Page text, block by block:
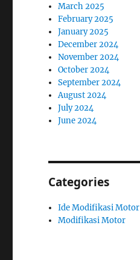
March 2025
February 2025
January 2025
December 2024
November 2024
October 2024
September 2024
August 2024
July 2024
June 2024
Categories
Ide Modifikasi Motor
Modifikasi Motor